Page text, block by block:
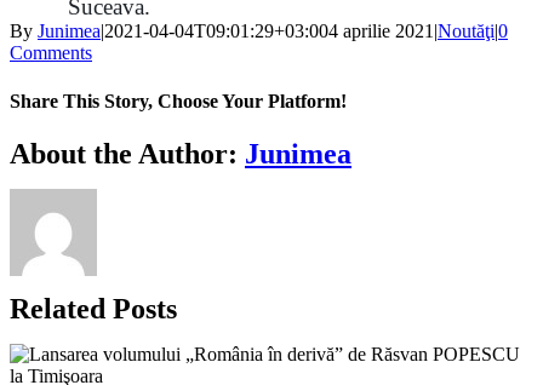
Suceava.
By Junimea|2021-04-04T09:01:29+03:004 aprilie 2021|Noutăţi|0
Comments
Share This Story, Choose Your Platform!
Facebook
X
Bluesky
Reddit
LinkedIn
WhatsApp
Telegram
Tumblr
Xing
Email
Copy
Link
About the Author: Junimea
Related Posts